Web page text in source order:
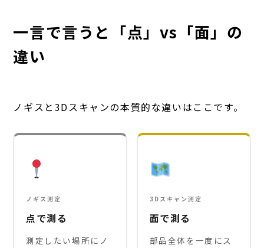
一言で言うと「点」vs「面」の
違い
ノギスと3Dスキャンの本質的な違いはここです。
ノギス測定
点で測る
測定したい場所にノ
3Dスキャン測定
面で測る
部品全体を一度にス